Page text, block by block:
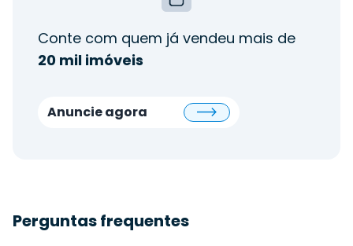
Conte com quem já vendeu mais de
20 mil imóveis
Anuncie agora
Perguntas frequentes